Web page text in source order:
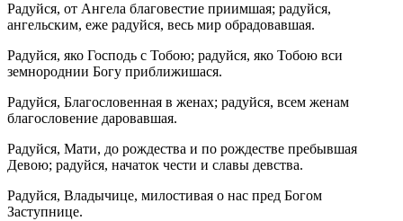
Радуйся, от Ангела благовестие приимшая; радуйся,
ангельским, еже радуйся, весь мир обрадовавшая.
Радуйся, яко Господь с Тобою; радуйся, яко Тобою вси
земнороднии Богу приближишася.
Радуйся, Благословенная в женах; радуйся, всем женам
благословение даровавшая.
Радуйся, Мати, до рождества и по рождестве пребывшая
Девою; радуйся, начаток чести и славы девства.
Радуйся, Владычице, милостивая о нас пред Богом
Заступнице.